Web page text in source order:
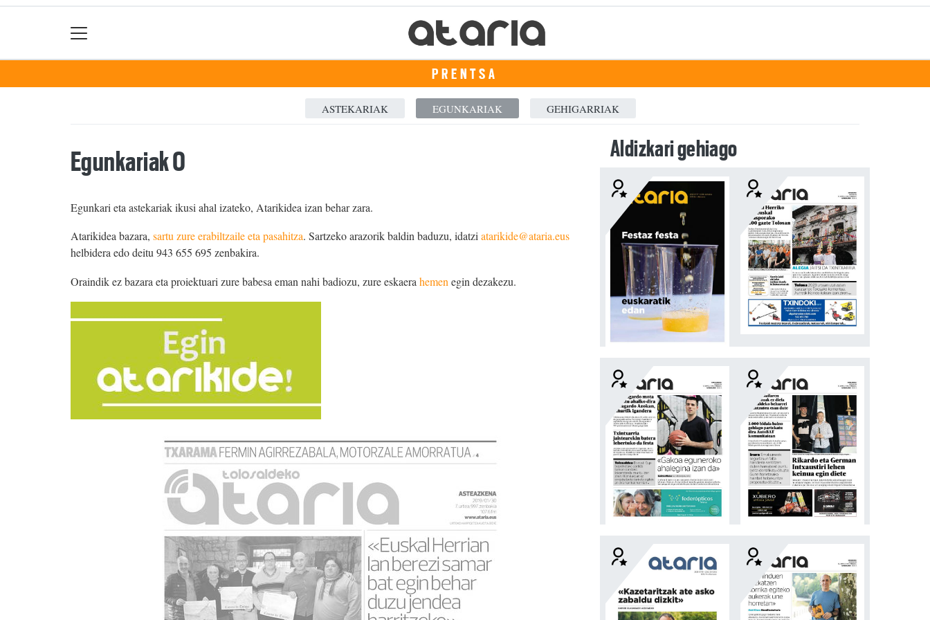
PRENTSA
ASTEKARIAK EGUNKARIAK GEHIGARRIAK
Egunkariak 0
Egunkari eta astekariak ikusi ahal izateko, Atarikidea izan behar zara.
Atarikidea bazara, sartu zure erabiltzaile eta pasahitza. Sartzeko arazorik baldin baduzu, idatziatarikide@ataria.eus
helbidera edo deitu 943 655 695 zenbakira.
Oraindik ez bazara eta proiektuari zure babesa eman nahi badiozu, zure eskaera hemen egin dezakezu.
Aldizkari gehiago